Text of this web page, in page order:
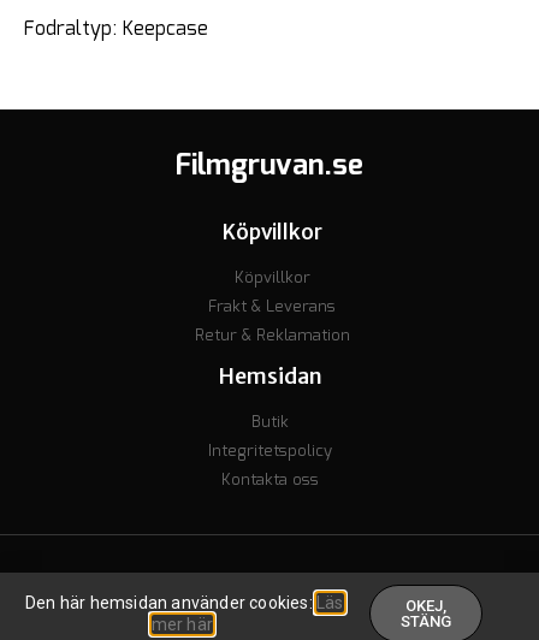
Fodraltyp: Keepcase
Filmgruvan.se
Köpvillkor
Köpvillkor
Frakt & Leverans
Retur & Reklamation
Hemsidan
Butik
Integritetspolicy
Kontakta oss
Skapad av inkomstguiden
Den här hemsidan använder cookies:Läs
mer här.
OKEJ,
STÄNG